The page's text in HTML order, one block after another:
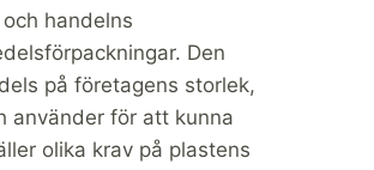
handelns
Den
på företagens storlek,
använder för att kunna
olika krav på plastens